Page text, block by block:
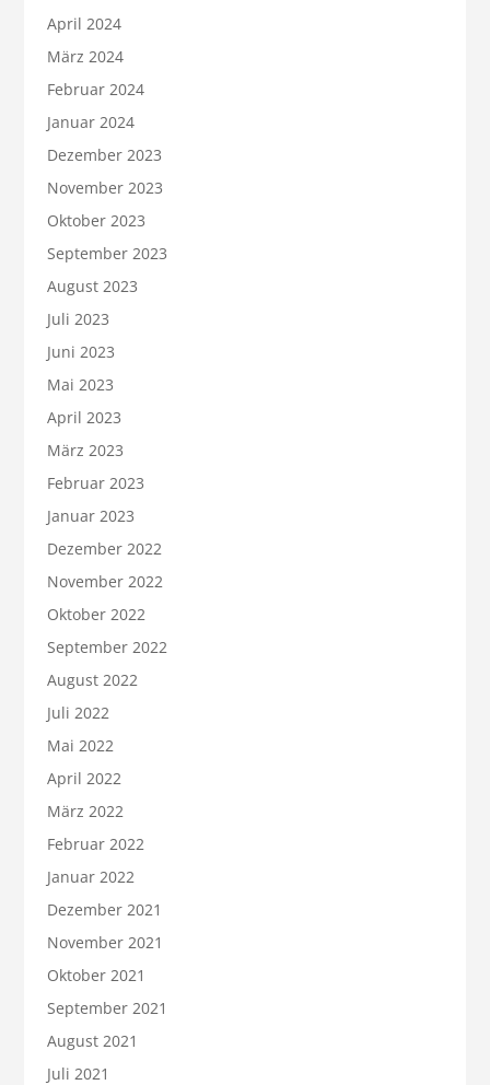
April 2024
März 2024
Februar 2024
Januar 2024
Dezember 2023
November 2023
Oktober 2023
September 2023
August 2023
Juli 2023
Juni 2023
Mai 2023
April 2023
März 2023
Februar 2023
Januar 2023
Dezember 2022
November 2022
Oktober 2022
September 2022
August 2022
Juli 2022
Mai 2022
April 2022
März 2022
Februar 2022
Januar 2022
Dezember 2021
November 2021
Oktober 2021
September 2021
August 2021
Juli 2021